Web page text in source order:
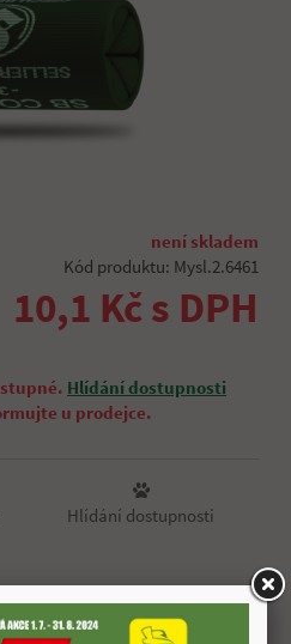
není skladem
Kód produktu: Mysl.2.6461
10,1 Kč s DPH
Hlídání dostupnosti
u prodejce.
Hlídání dostupnosti